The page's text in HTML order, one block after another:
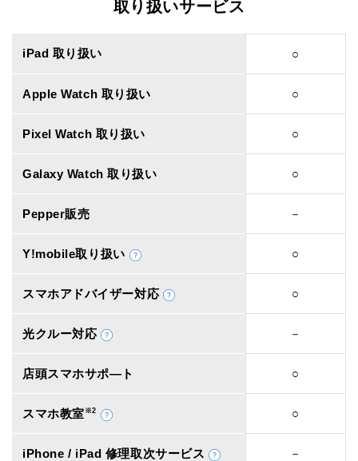
取り扱いサービス
iPad 取り扱い ○
Apple Watch 取り扱い ○
Pixel Watch 取り扱い ○
Galaxy Watch 取り扱い ○
Pepper販売 －
Y!mobile取り扱い ○
スマホアドバイザー対応 ○
光クルー対応 －
店頭スマホサポ―ト ○
スマホ教室 ※2 ○
iPhone / iPad 修理取次サービス －